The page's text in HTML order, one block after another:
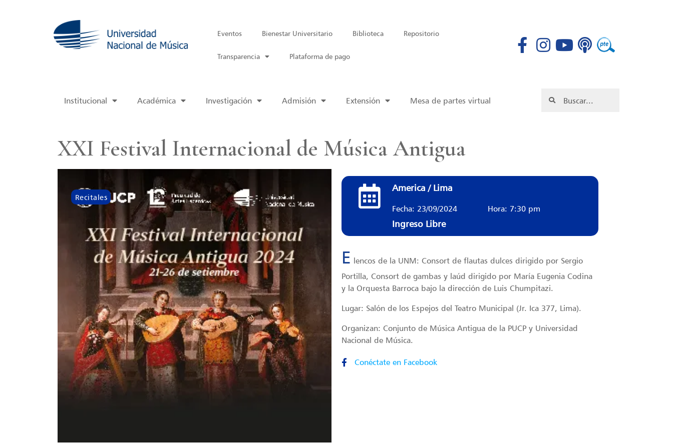
Eventos Bienestar Universitario Biblioteca Repositorio
Transparencia Plataforma de pago
Institucional Académica Investigación Admisión Extensión Mesa de partes virtual
XXI Festival Internacional de Música Antigua
Recitales
America / Lima
Fecha: 23/09/2024 Hora: 7:30 pm
Ingreso Libre
E lencos de la UNM: Consort de flautas dulces dirigido por Sergio
Portilla, Consort de gambas y laúd dirigido por María Eugenia Codina
y la Orquesta Barroca bajo la dirección de Luis Chumpitazi.
Lugar: Salón de los Espejos del Teatro Municipal (Jr. Ica 377, Lima).
Organizan: Conjunto de Música Antigua de la PUCP y Universidad
Nacional de Música.
Conéctate en Facebook